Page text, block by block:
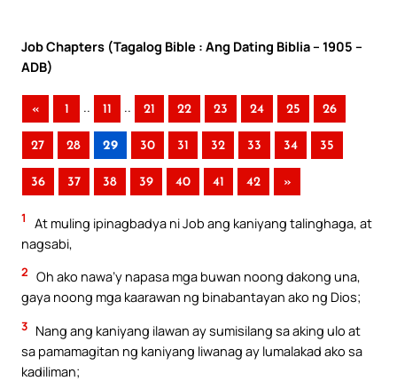
Job Chapters (Tagalog Bible : Ang Dating Biblia – 1905 –
ADB)
« 1 .. 11 .. 21 22 23 24 25 26
27 28 29 30 31 32 33 34 35
36 37 38 39 40 41 42 »
1
At muling ipinagbadya ni Job ang kaniyang talinghaga, at
nagsabi,
2 Oh ako nawa’y napasa mga buwan noong dakong una,
gaya noong mga kaarawan ng binabantayan ako ng Dios;
3 Nang ang kaniyang ilawan ay sumisilang sa aking ulo at
sa pamamagitan ng kaniyang liwanag ay lumalakad ako sa
kadiliman;